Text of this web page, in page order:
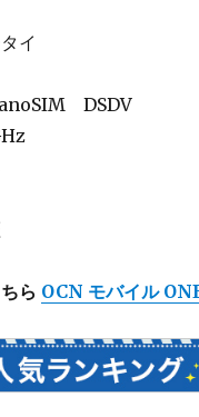
イ
DSDV
ら OCN モバイル